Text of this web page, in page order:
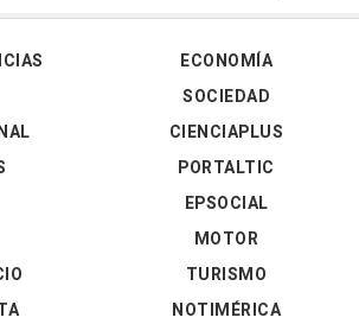
ECONOMÍA
SOCIEDAD
CIENCIAPLUS
PORTALTIC
EPSOCIAL
MOTOR
TURISMO
NOTIMÉRICA